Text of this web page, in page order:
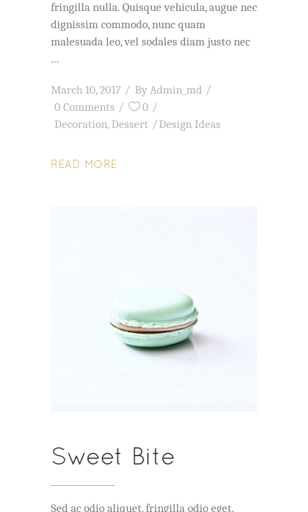
fringilla nulla. Quisque vehicula, augue nec
dignissim commodo, nunc quam
malesuada leo, vel sodales diam justo nec
March 10, 2017 By Admin_md
0 Comments
0
Decoration, Dessert Design Ideas
READ MORE
Sweet Bite
Sed ac odio aliquet, fringilla odio eget,